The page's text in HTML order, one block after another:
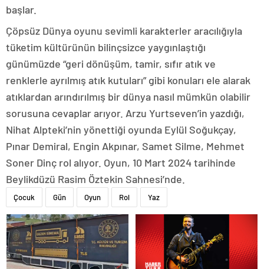
başlar.
Çöpsüz Dünya oyunu sevimli karakterler aracılığıyla
tüketim kültürünün bilinçsizce yaygınlaştığı
günümüzde “geri dönüşüm, tamir, sıfır atık ve
renklerle ayrılmış atık kutuları” gibi konuları ele alarak
atıklardan arındırılmış bir dünya nasıl mümkün olabilir
sorusuna cevaplar arıyor. Arzu Yurtseven’in yazdığı,
Nihat Alpteki’nin yönettiği oyunda Eylül Soğukçay,
Pınar Demiral, Engin Akpınar, Samet Silme, Mehmet
Soner Dinç rol alıyor. Oyun, 10 Mart 2024 tarihinde
Beylikdüzü Rasim Öztekin Sahnesi’nde.
Çocuk Gün Oyun Rol Yaz